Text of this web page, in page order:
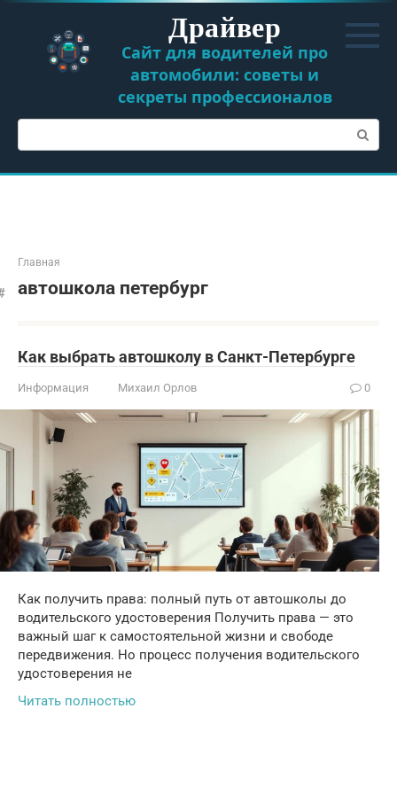
Перейти
контенту
Драйвер
Сайт для водителей про
автомобили: советы и
секреты профессионалов
Поиск:
Главная
автошкола петербург
Как выбрать автошколу в Санкт-Петербурге
Информация Михаил Орлов 0
Как получить права: полный путь от автошколы до
водительского удостоверения Получить права — это
важный шаг к самостоятельной жизни и свободе
передвижения. Но процесс получения водительского
удостоверения не
Читать полностью